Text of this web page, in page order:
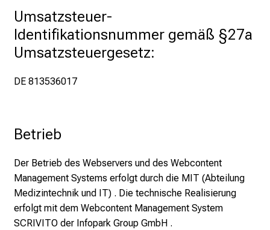
Umsatzsteuer-
Identifikationsnummer gemäß §27a
Umsatzsteuergesetz:
DE 813536017
Betrieb
Der Betrieb des Webservers und des Webcontent
Management Systems erfolgt durch die MIT (Abteilung
Medizintechnik und IT) . Die technische Realisierung
erfolgt mit dem Webcontent Management System
SCRIVITO der Infopark Group GmbH .